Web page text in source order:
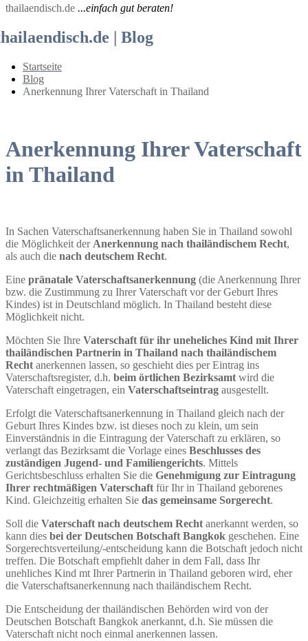
thailaendisch.de ...einfach gut beraten!
| Blog
Startseite
Blog
Anerkennung Ihrer Vaterschaft in Thailand
Anerkennung Ihrer Vaterschaft
in Thailand
In Sachen Vaterschaftsanerkennung haben Sie in Thailand sowohl
die Möglichkeit der Anerkennung nach thailändischem Recht,
als auch die nach deutschem Recht.
Eine pränatale Vaterschaftsanerkennung (die Anerkennung Ihrer
bzw. die Zustimmung zu Ihrer Vaterschaft vor der Geburt Ihres
Kindes) ist in Deutschland möglich. In Thailand besteht diese
Möglichkeit nicht.
Möchten Sie Ihre Vaterschaft für ihr uneheliches Kind mit Ihrer
thailändischen Partnerin in Thailand nach thailändischem
Recht anerkennen lassen, so geschieht dies per Eintrag ins
Vaterschaftsregister, d.h. beim örtlichen Bezirksamt wird die
Vaterschaft eingetragen, ein Vaterschaftseintrag ausgestellt.
Erfolgt die Vaterschaftsanerkennung in Thailand gleich nach der
Geburt Ihres Kindes bzw. ist dieses noch zu klein, um sein
Einverständnis in die Eintragung der Vaterschaft zu erklären, so
verlangt das Bezirksamt die Vorlage eines Beschlusses des
zuständigen Jugend- und Familiengerichts. Mittels
Gerichtsbeschluss erhalten Sie die Genehmigung zur Eintragung
Ihrer rechtmäßigen Vaterschaft für Ihr in Thailand geborenes
Kind. Gleichzeitig erhalten Sie das gemeinsame Sorgerecht.
Soll die Vaterschaft nach deutschem Recht anerkannt werden, so
kann dies bei der Deutschen Botschaft Bangkok geschehen. Eine
Sorgerechtsverteilung/-entscheidung kann die Botschaft jedoch nicht
treffen. Die Botschaft empfiehlt daher in dem Fall, dass Ihr
unehliches Kind mt Ihrer Partnerin in Thailand geboren wird, eher
die Vaterschaftsanerkennung nach thailändischem Recht.
Die Entscheidung der thailändischen Behörden wird von der
Deutschen Botschaft Bangkok anerkannt, d.h. Sie müssen die
Vaterschaft nicht noch einmal anerkennen lassen.